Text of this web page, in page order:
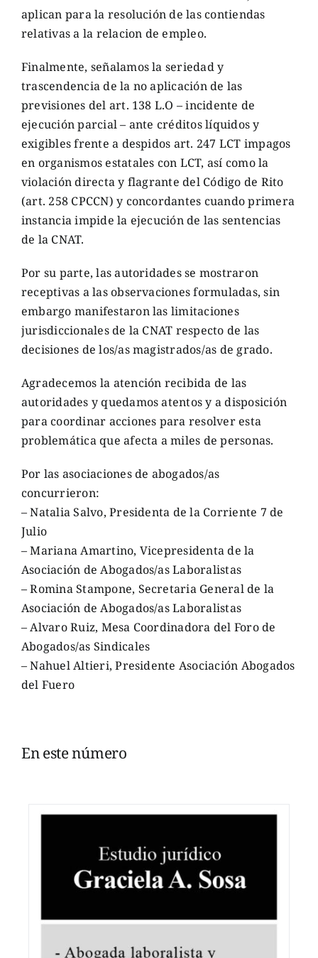
aplican para la resolución de las contiendas
relativas a la relacion de empleo.
Finalmente, señalamos la seriedad y
trascendencia de la no aplicación de las
previsiones del art. 138 L.O – incidente de
ejecución parcial – ante créditos líquidos y
exigibles frente a despidos art. 247 LCT impagos
en organismos estatales con LCT, así como la
violación directa y flagrante del Código de Rito
(art. 258 CPCCN) y concordantes cuando primera
instancia impide la ejecución de las sentencias
de la CNAT.
Por su parte, las autoridades se mostraron
receptivas a las observaciones formuladas, sin
embargo manifestaron las limitaciones
jurisdiccionales de la CNAT respecto de las
decisiones de los/as magistrados/as de grado.
Agradecemos la atención recibida de las
autoridades y quedamos atentos y a disposición
para coordinar acciones para resolver esta
problemática que afecta a miles de personas.
Por las asociaciones de abogados/as
concurrieron:
– Natalia Salvo, Presidenta de la Corriente 7 de
Julio
– Mariana Amartino, Vicepresidenta de la
Asociación de Abogados/as Laboralistas
– Romina Stampone, Secretaria General de la
Asociación de Abogados/as Laboralistas
– Alvaro Ruiz, Mesa Coordinadora del Foro de
Abogados/as Sindicales
– Nahuel Altieri, Presidente Asociación Abogados
del Fuero
En este número